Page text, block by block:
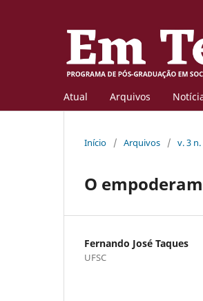
Atual Arquivos
Início / Arquivos / v. 3
O
Fernando José Taques
UFSC